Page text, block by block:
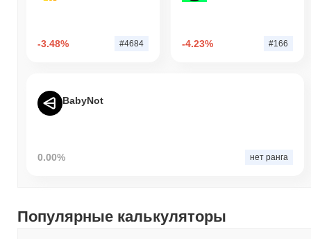
-3.48% #4684 -4.23% #166
BabyNot
0.00% нет ранга
Популярные калькуляторы